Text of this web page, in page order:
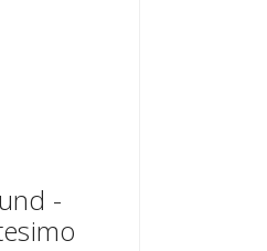
-